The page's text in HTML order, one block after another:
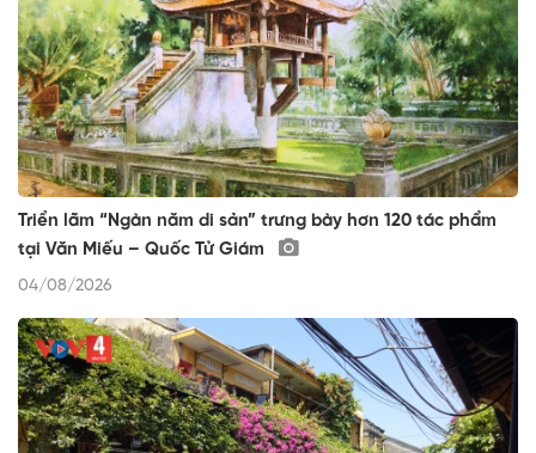
Triển lãm “Ngàn năm di sản” trưng bày hơn 120 tác phẩm
tại Văn Miếu – Quốc Tử Giám
04/08/2026